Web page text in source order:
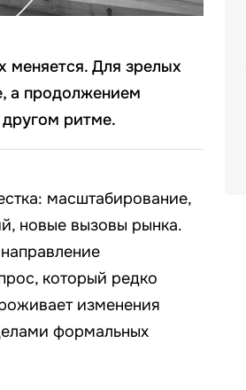
меняется. Для зрелых
а продолжением
ритме.
масштабирование,
новые вызовы рынка.
который редко
изменения
формальных